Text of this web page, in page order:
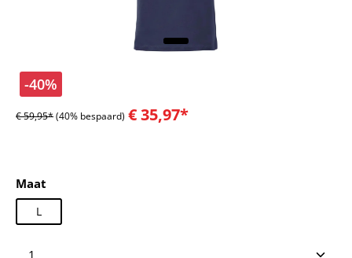
-40%
€ 59,95*(40% bespaard) € 35,97*
Selecteer
Maat
L
Producthoeveelheid: Voer de gewenste